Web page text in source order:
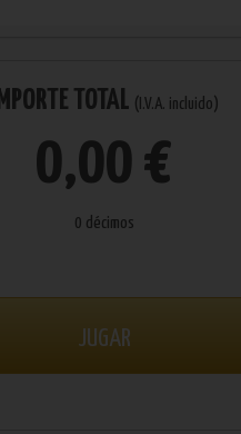
IMPORTE TOTAL (I.V.A. incluido)
0,00 €
0 décimos
JUGAR